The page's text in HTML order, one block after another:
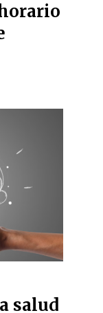
salud